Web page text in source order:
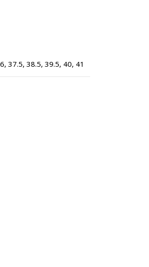
, 37.5, 38.5, 39.5, 40, 41